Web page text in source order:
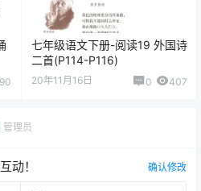
七年级语文下册-阅读19 外国诗
二首(P114-P116)
20年11月16日 0 407
管理员
动！ 确认修改